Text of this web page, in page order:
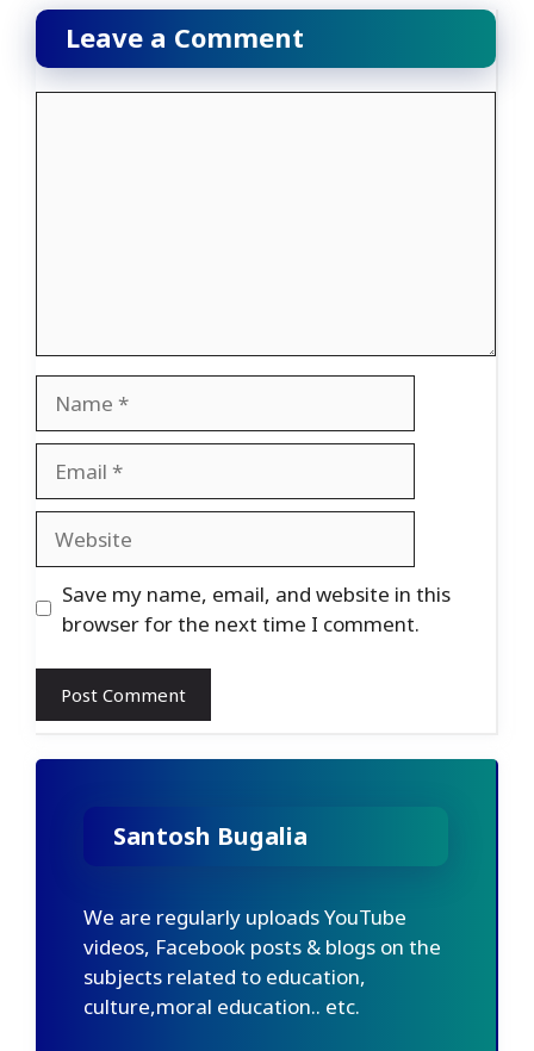
Leave a Comment
Save my name, email, and website in this
browser for the next time I comment.
Santosh Bugalia
We are regularly uploads YouTube
videos, Facebook posts & blogs on the
subjects related to education,
culture,moral education.. etc.